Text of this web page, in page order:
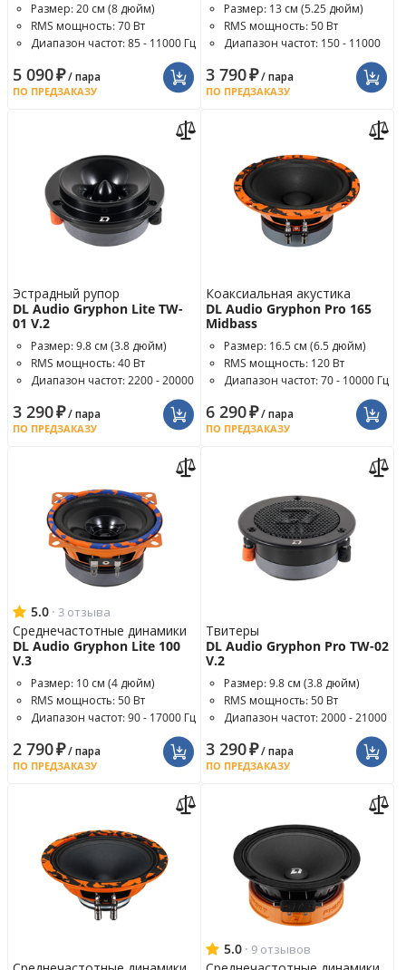
Размер: 20 см (8 дюйм)
RMS мощность: 70 Вт
Диапазон частот: 85 - 11000 Гц
5 090₽/ пара
ПО ПРЕДЗАКАЗУ
Размер: 13 см (5.25 дюйм)
RMS мощность: 50 Вт
Диапазон частот: 150 - 11000
3 790₽/ пара
ПО ПРЕДЗАКАЗУ
Эстрадный рупор
DL Audio Gryphon Lite TW-
01 V.2
Размер: 9.8 см (3.8 дюйм)
RMS мощность: 40 Вт
Диапазон частот: 2200 - 20000
3 290₽/ пара
ПО ПРЕДЗАКАЗУ
Коаксиальная акустика
DL Audio Gryphon Pro 165
Midbass
Размер: 16.5 см (6.5 дюйм)
RMS мощность: 120 Вт
Диапазон частот: 70 - 10000 Гц
6 290₽/ пара
ПО ПРЕДЗАКАЗУ
5.0 · 3 отзыва
Среднечастотные динамики
DL Audio Gryphon Lite 100
V.3
Размер: 10 см (4 дюйм)
RMS мощность: 50 Вт
Диапазон частот: 90 - 17000 Гц
2 790₽/ пара
ПО ПРЕДЗАКАЗУ
Твитеры
DL Audio Gryphon Pro TW-02
V.2
Размер: 9.8 см (3.8 дюйм)
RMS мощность: 50 Вт
Диапазон частот: 2000 - 21000
3 290₽/ пара
ПО ПРЕДЗАКАЗУ
5.0 · 9 отзывов